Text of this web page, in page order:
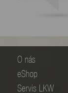
O nás
eShop
Servis LKW